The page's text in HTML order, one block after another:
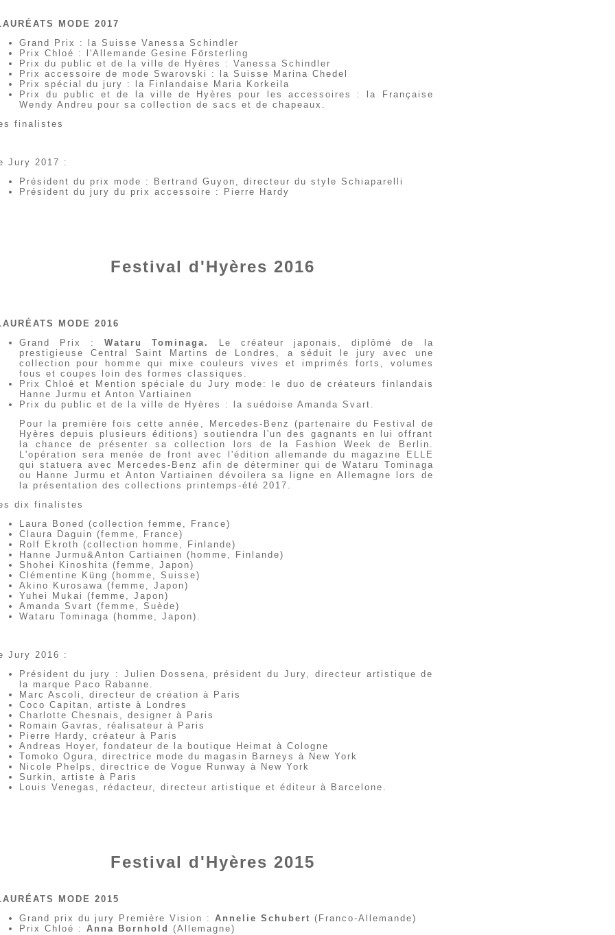
MODE 2017
Grand Prix : la Suisse Vanessa Schindler
Prix Chloé : l'Allemande Gesine Försterling
Prix du public et de la ville de Hyères : Vanessa Schindler
Prix accessoire de mode Swarovski : la Suisse Marina Chedel
Prix spécial du jury : la Finlandaise Maria Korkeila
Prix du public et de la ville de Hyères pour les accessoires : la Française
Wendy Andreu pour sa collection de sacs et de chapeaux.
finalistes
Jury 2017 :
Président du prix mode : Bertrand Guyon, directeur du style Schiaparelli
Président du jury du prix accessoire : Pierre Hardy
Festival d'Hyères 2016
MODE 2016
Grand Prix :Wataru Tominaga.
Le créateur japonais, diplômé de la
prestigieuse Central Saint Martins de Londres, a séduit le jury avec une
collection pour homme qui mixe couleurs vives et imprimés forts, volumes
fous et coupes loin des formes classiques.
Prix Chloé et Mention spéciale du Jury mode: le duo de créateurs finlandais
Hanne Jurmu et Anton Vartiainen
Prix du public et de la ville de Hyères : la suédoise Amanda Svart.
Pour la première fois cette année, Mercedes-Benz (partenaire du Festival de
Hyères depuis plusieurs éditions) soutiendra l'un des gagnants en lui offrant
la chance de présenter sa collection lors de la Fashion Week de Berlin.
L'opération sera menée de front avec l'édition allemande du magazine ELLE
qui statuera avec Mercedes-Benz afin de déterminer qui de Wataru Tominaga
ou Hanne Jurmu et Anton Vartiainen dévoilera sa ligne en Allemagne lors de
la présentation des collections printemps-été 2017.
dix finalistes
Laura Boned (collection femme, France)
Claura Daguin (femme, France)
Rolf Ekroth (collection homme, Finlande)
Hanne Jurmu&Anton Cartiainen (homme, Finlande)
Shohei Kinoshita (femme, Japon)
Clémentine Küng (homme, Suisse)
Akino Kurosawa (femme, Japon)
Yuhei Mukai (femme, Japon)
Amanda Svart (femme, Suède)
Wataru Tominaga (homme, Japon).
Jury 2016 :
Président du jury : Julien Dossena, président du Jury, directeur artistique de
la marque Paco Rabanne.
Marc Ascoli, directeur de création à Paris
Coco Capitan, artiste à Londres
Charlotte Chesnais, designer à Paris
Romain Gavras, réalisateur à Paris
Pierre Hardy, créateur à Paris
Andreas Hoyer, fondateur de la boutique Heimat à Cologne
Tomoko Ogura, directrice mode du magasin Barneys à New York
Nicole Phelps, directrice de Vogue Runway à New York
Surkin, artiste à Paris
Louis Venegas, rédacteur, directeur artistique et éditeur à Barcelone.
Festival d'Hyères 2015
MODE 2015
Grand prix du jury Première Vision : Annelie Schubert (Franco-Allemande)
Prix Chloé : Anna Bornhold (Allemagne)